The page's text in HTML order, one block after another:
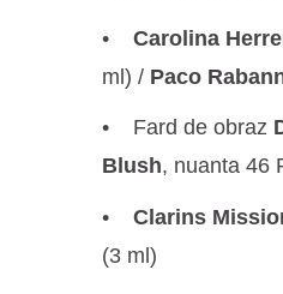
Carolina
ml) / Paco
Fard de obraz
Blush, nuanta 46
Clarins
(3 ml)